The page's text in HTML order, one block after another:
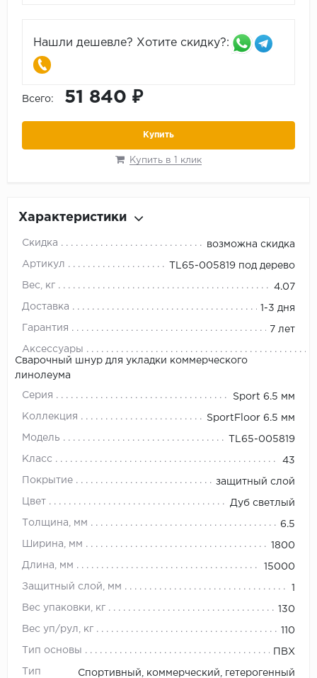
Нашли дешевле? Хотите скидку?:
Всего: 51 840 ₽
Купить
Купить в 1 клик
Характеристики
Скидка возможна скидка
Артикул TL65-005819 под дерево
Вес, кг 4.07
Доставка 1-3 дня
Гарантия 7 лет
Аксессуары
Сварочный шнур для укладки коммерческого
линолеума
Серия Sport 6.5 мм
Коллекция SportFloor 6.5 мм
Модель TL65-005819
Класс 43
Покрытие защитный слой
Цвет Дуб светлый
Толщина, мм 6.5
Ширина, мм 1800
Длина, мм 15000
Защитный слой, мм
Вес упаковки, кг 130
Вес уп/рул, кг 110
Тип основы ПВХ
Тип
Спортивный, коммерческий, гетерогенный